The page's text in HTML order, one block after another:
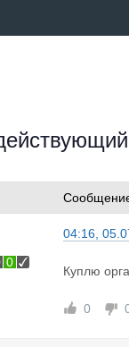
0
04:16,
Куплю
0